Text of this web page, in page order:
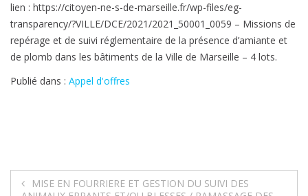
lien : https://citoyen-ne-s-de-marseille.fr/wp-files/eg-
transparency/?VILLE/DCE/2021/2021_50001_0059 – Missions de
repérage et de suivi réglementaire de la présence d’amiante et
de plomb dans les bâtiments de la Ville de Marseille – 4 lots.
Publié dans : Appel d'offres
Navigation
MISE EN FOURRIERE ET GESTION DU SUIVI DES